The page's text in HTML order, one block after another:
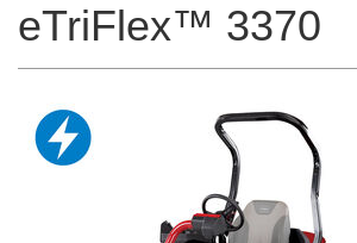
eTriFlex™ 3370